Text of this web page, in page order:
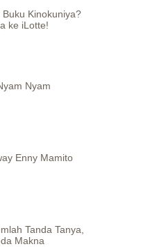
Kinokuniya?
ke iLotte!
Nyam
Enny Mamito
Tanda Tanya,
Makna